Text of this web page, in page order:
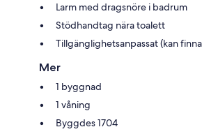
Larm med dragsnöre i badrum
Stödhandtag nära toalett
Tillgänglighetsanpassat (kan
Mer
1 byggnad
1 våning
Byggdes 1704